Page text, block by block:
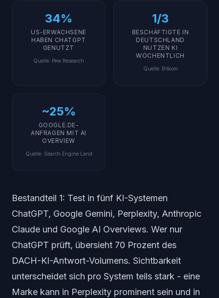
34%
US-ERWACHSENE
HABEN CHATGPT
GENUTZT
Quelle: Pew Research
1/3
BESCHÄFTIGTE IN
DEUTSCHLAND
NUTZEN KI
WÖCHENTLICH
Quelle: Bitkom
~25%
GOOGLE.DE-
ANFRAGEN MIT AI
OVERVIEW
Quelle: Search Engine Land
Bestandteil 1: Test in fünf KI-Systemen
ChatGPT, Google Gemini, Perplexity, Anthropic
Claude und Google AI Overviews. Wer nur
ChatGPT prüft, übersieht 70 Prozent des
DACH-KI-Antwort-Volumens. Sichtbarkeit
unterscheidet sich pro System teils stark - eine
Marke kann in Perplexity prominent sein und in